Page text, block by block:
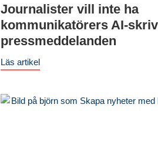
Journalister vill inte ha
kommunikatörers AI-
pressmeddelanden
Läs artikel